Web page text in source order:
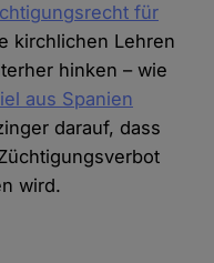
für
kirchlichen Lehren
hinken – wie
aus Spanien
darauf, dass
wird.